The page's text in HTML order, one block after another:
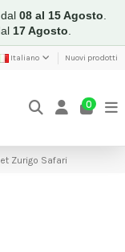
08 al 15 Agosto
17 Agosto
Italiano Nuovi prodotti
0
Zurigo Safari